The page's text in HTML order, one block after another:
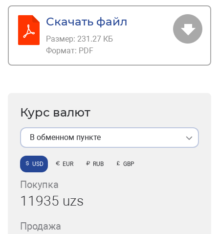
Скачать файл
Размер: 231.27 КБ
Формат: PDF
Курс валют
В обменном пункте
USD EUR RUB GBP
Покупка
11935 uzs
Продажа